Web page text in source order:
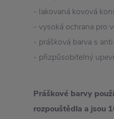
- lakovaná kovová
- vysoká ochrana pro
- prášková barva s
- přizpůsobitelný
Práškové barvy
rozpouštědla a jsou